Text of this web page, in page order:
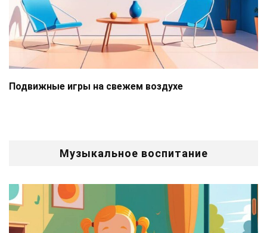
Подвижные игры на свежем воздухе
Музыкальное воспитание